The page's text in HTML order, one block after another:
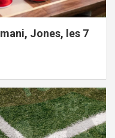
Jones, les 7